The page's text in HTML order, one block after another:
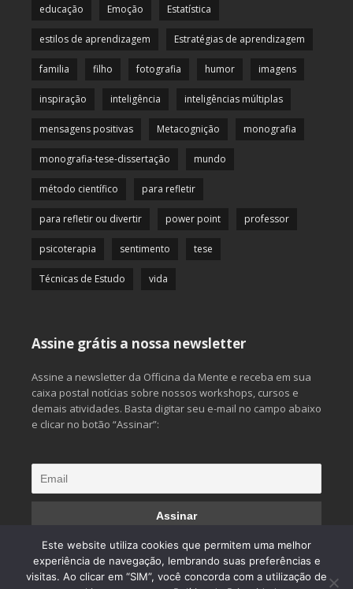
educação Emoção Estatística
estilos de aprendizagem Estratégias de aprendizagem
familia filho fotografia humor imagens
inspiração inteligência inteligências múltiplas
mensagens positivas Metacognição monografia
monografia-tese-dissertação mundo
método científico para refletir
para refletir ou divertir power point professor
psicoterapia sentimento tese
Técnicas de Estudo vida
Assine grátis a nossa newsletter
Assine a newsletter da Officina da Mente e receba em sua
caixa postal notícias sobre nossos workshops, cursos e
demais atividades. Basta digitar seu e-mail no campo abaixo
e clicar no botão “Assinar”:
Este website utiliza cookies que permitem uma melhor
experiência de navegação, lembrando suas preferências e
visitas. Ao clicar em “SIM”, você concorda com a utilização de